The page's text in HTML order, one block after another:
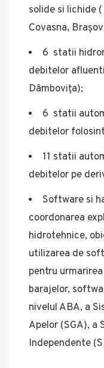
solide si lichide
Covasna,
6 statii
debitelor
Dâmbovița);
6 statii
debitelor
11 statii
debitelor pe
Software si
coordonarea
hidrotehnice,
utilizarea de
pentru
barajelor,
nivelul ABA, a
Apelor (SGA), a
Independente